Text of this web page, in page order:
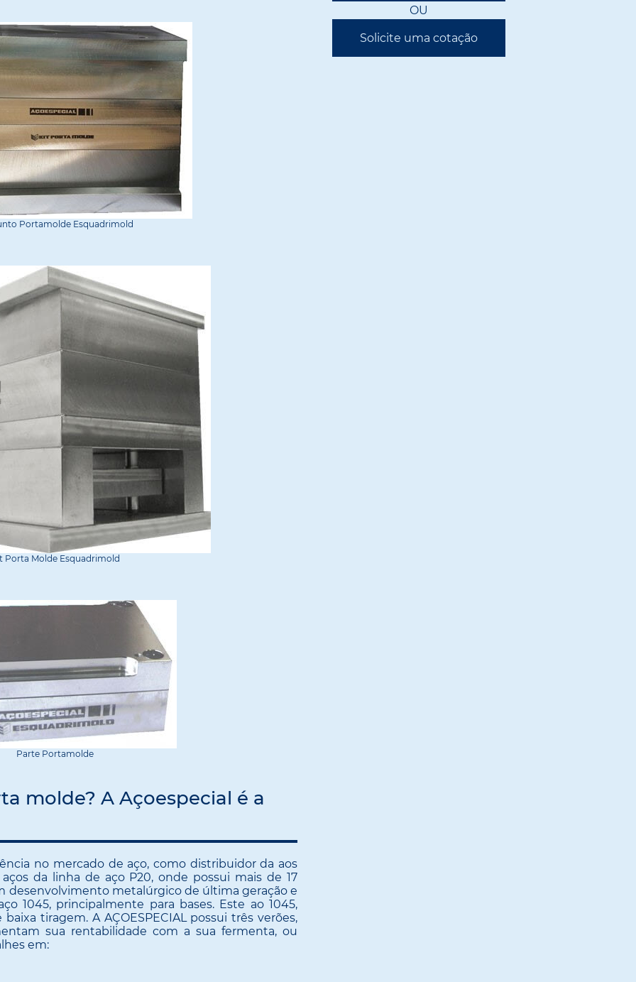
Portamolde Esquadrimold
Porta Molde Esquadrimold
Parte Portamolde
molde? A Açoespecial é a
no mercado de aço, como distribuidor da aos
da linha de aço P20, onde possui mais de 17
desenvolvimento metalúrgico de última geração e
1045, principalmente para bases. Este ao 1045,
tiragem. A AÇOESPECIAL possui três verões,
sua rentabilidade com a sua fermenta, ou
em:
OU
Solicite uma cotação